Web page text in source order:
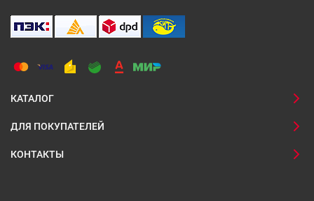
КАТАЛОГ
ДЛЯ ПОКУПАТЕЛЕЙ
КОНТАКТЫ